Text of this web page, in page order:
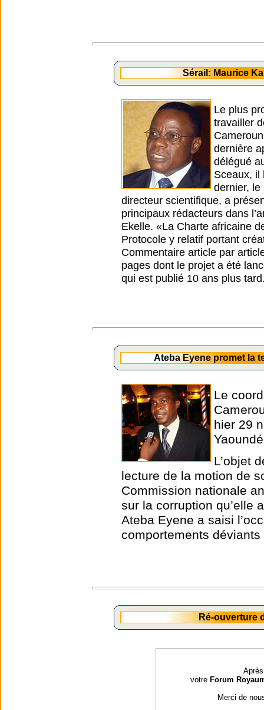
Sérail: Maurice
Le plus
travailler
dernière
délégué
Sceaux, il
dernier, le
directeur scientifique, a
principaux rédacteurs dans
Ekelle. «La Charte africaine
Protocole y relatif portant
Commentaire article par
pages dont le projet a été
qui est publié 10 ans plus
Ateba Eyene promet la
Le
hier 29
L’objet
lecture de la motion de
Commission nationale
sur la corruption qu’elle
Ateba Eyene a saisi
comportements
Ré-ouverture
votre Forum
Merci de